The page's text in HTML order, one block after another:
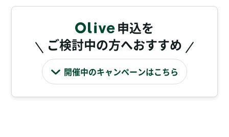
申込を
ご検討中の方へおすすめ
開催中のキャンペーンはこちら